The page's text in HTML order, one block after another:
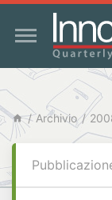
Archivio